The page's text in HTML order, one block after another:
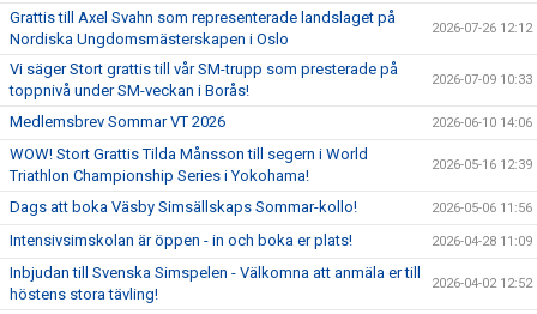
Grattis till Axel Svahn som representerade landslaget på
Nordiska Ungdomsmästerskapen i Oslo
2026-07-26 12:12
Vi säger Stort grattis till vår SM-trupp som presterade på
toppnivå under SM-veckan i Borås!
2026-07-09 10:33
Medlemsbrev Sommar VT 2026 2026-06-10 14:06
WOW! Stort Grattis Tilda Månsson till segern i World
Triathlon Championship Series i Yokohama!
2026-05-16 12:39
Dags att boka Väsby Simsällskaps Sommar-kollo! 2026-05-06 11:56
Intensivsimskolan är öppen - in och boka er plats! 2026-04-28 11:09
Inbjudan till Svenska Simspelen - Välkomna att anmäla er till
höstens stora tävling!
2026-04-02 12:52